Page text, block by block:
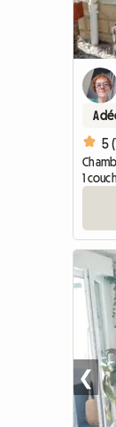
A
5
1
❮